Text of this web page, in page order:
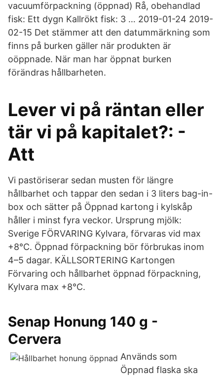
vacuumförpackning (öppnad) Rå, obehandlad
fisk: Ett dygn Kallrökt fisk: 3 … 2019-01-24 2019-
02-15 Det stämmer att den datummärkning som
finns på burken gäller när produkten är
oöppnade. När man har öppnat burken
förändras hållbarheten.
Lever vi på räntan eller
tär vi på kapitalet?: -
Att
Vi pastöriserar sedan musten för längre
hållbarhet och tappar den sedan i 3 liters bag-in-
box och sätter på Öppnad kartong i kylskåp
håller i minst fyra veckor. Ursprung mjölk:
Sverige FÖRVARING Kylvara, förvaras vid max
+8°C. Öppnad förpackning bör förbrukas inom
4–5 dagar. KÄLLSORTERING Kartongen
Förvaring och hållbarhet öppnad förpackning,
Kylvara max +8°C.
Senap Honung 140 g -
Cervera
Används som
Öppnad flaska ska